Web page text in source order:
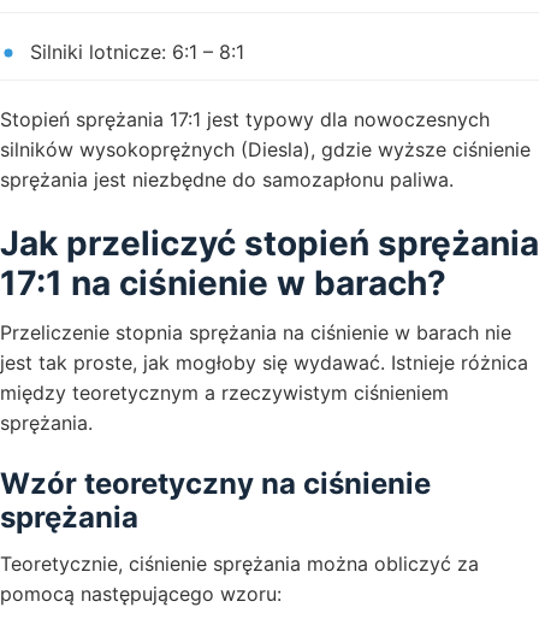
Silniki lotnicze: 6:1 – 8:1
Stopień sprężania 17:1 jest typowy dla nowoczesnych
silników wysokoprężnych (Diesla), gdzie wyższe ciśnienie
sprężania jest niezbędne do samozapłonu paliwa.
Jak przeliczyć stopień sprężania
17:1 na ciśnienie w barach?
Przeliczenie stopnia sprężania na ciśnienie w barach nie
jest tak proste, jak mogłoby się wydawać. Istnieje różnica
między teoretycznym a rzeczywistym ciśnieniem
sprężania.
Wzór teoretyczny na ciśnienie
sprężania
Teoretycznie, ciśnienie sprężania można obliczyć za
pomocą następującego wzoru: